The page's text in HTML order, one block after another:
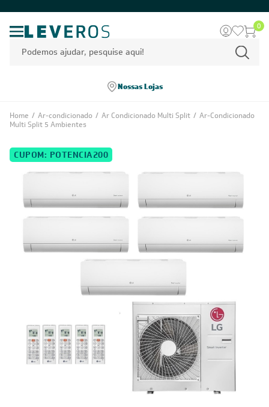
0
Nossas Lojas
Home / Ar-condicionado / Ar Condicionado Multi Split / Ar-Condicionado
Multi Split 5 Ambientes
CUPOM: POTENCIA200